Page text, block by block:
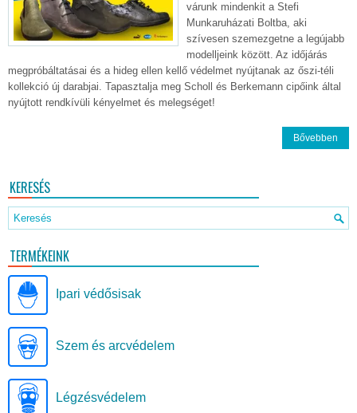
várunk mindenkit a Stefi
Munkaruházati Boltba, aki
szívesen szemezgetne a legújabb
modelljeink között. Az időjárás
megpróbáltatásai és a hideg ellen kellő védelmet nyújtanak az őszi-téli
kollekció új darabjai. Tapasztalja meg Scholl és Berkemann cipőink által
nyújtott rendkívüli kényelmet és melegséget!
Bővebben
KERESÉS
TERMÉKEINK
Ipari védősisak
Szem és arcvédelem
Légzésvédelem